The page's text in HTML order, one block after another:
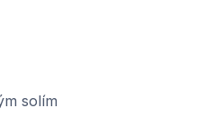
solím